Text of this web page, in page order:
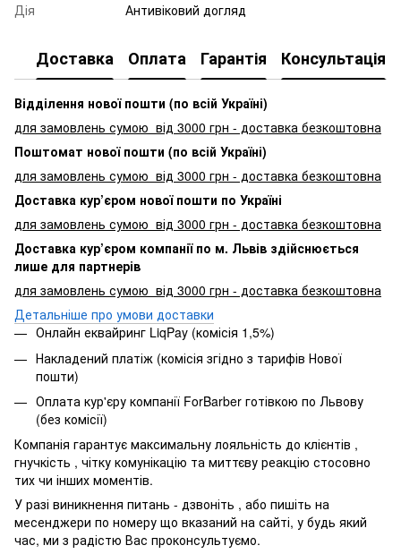
Дія
Антивіковий догляд
Доставка Оплата Гарантія Консультація
Відділення нової пошти (по всій Україні)
для замовлень сумою від 3000 грн - доставка безкоштовна
Поштомат нової пошти (по всій Україні)
для замовлень сумою від 3000 грн - доставка безкоштовна
Доставка кур’єром нової пошти по Україні
для замовлень сумою від 3000 грн - доставка безкоштовна
Доставка кур’єром компанії по м. Львів здійснюється
лише для партнерів
для замовлень сумою від 3000 грн - доставка безкоштовна
Детальніше про умови доставки
Онлайн еквайринг LiqPay (комісія 1,5%)
Накладений платіж (комісія згідно з тарифів Нової
пошти)
Оплата кур'єру компанії ForBarber готівкою по Львову
(без комісії)
Компанія гарантує максимальну лояльність до клієнтів ,
гнучкість , чітку комунікацію та миттєву реакцію стосовно
тих чи інших моментів.
У разі виникнення питань - дзвоніть , або пишіть на
месенджери по номеру що вказаний на сайті, у будь який
час, ми з радістю Вас проконсультуємо.